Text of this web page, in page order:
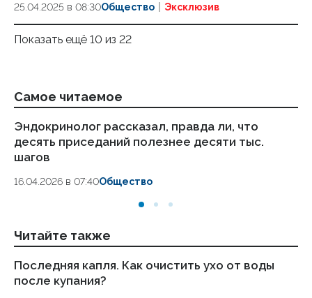
25.04.2025 в 08:30Общество Эксклюзив
Показать ещё 10 из 22
Самое читаемое
Эндокринолог рассказал, правда ли, что
десять приседаний полезнее десяти тыс.
шагов
16.04.2026 в 07:40Общество
Читайте также
Последняя капля. Как очистить ухо от воды
после купания?